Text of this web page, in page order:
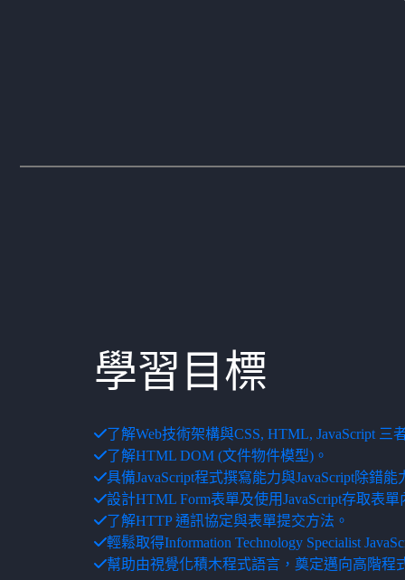
學習目標
了解Web技術架構與CSS, HTML, JavaScript 三
了解HTML DOM (文件物件模型)。
具備JavaScript程式撰寫能力與JavaScript除錯能
設計HTML Form表單及使用JavaScript存取表單
了解HTTP 通訊協定與表單提交方法。
輕鬆取得Information Technology Specialist
幫助由視覺化積木程式語言，奠定邁向高階程